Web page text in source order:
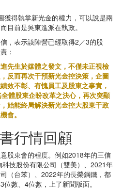
獲得執掌新光金的權力，可以說是兩
目前是吳東進派在執政。
，表示該陣營已經取得2／3的股
：
先生於媒體之發文，不僅未正視檢
反而再次干預新光金控決策，企圖
效不彰、有愧員工及股東之事實，
體股東企盼改革之決心，再次突顯
始能終局解決新光金控大股東干政
會。
行情回顧
股東會的程度。例如2018年的三信
技股份有限公司（雙美）、2021年
（台苯）、2022年的長榮鋼鐵，都
數、4位數，上了新聞版面。